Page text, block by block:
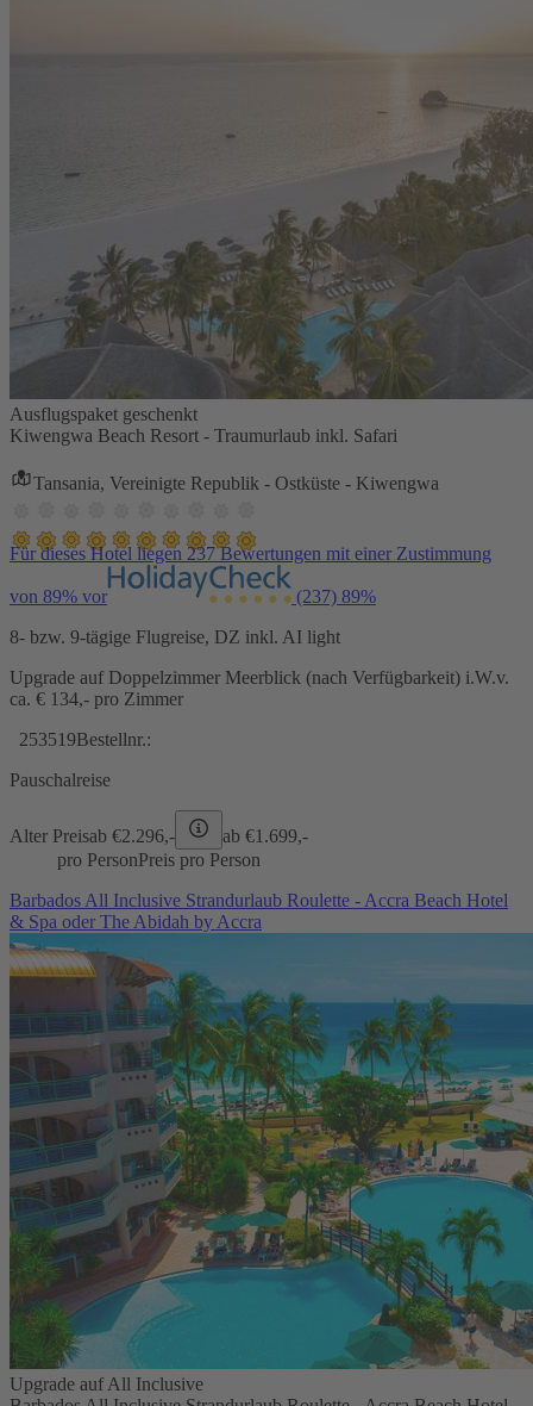
Ausflugspaket geschenkt
Kiwengwa Beach Resort - Traumurlaub inkl. Safari
Tansania, Vereinigte Republik - Ostküste - Kiwengwa
Für dieses Hotel liegen 237 Bewertungen mit einer Zustimmung
von 89% vor (237) 89%
8- bzw. 9-tägige Flugreise, DZ inkl. AI light
Upgrade auf Doppelzimmer Meerblick (nach Verfügbarkeit) i.W.v.
ca. € 134,- pro Zimmer
253519Bestellnr.:
Pauschalreise
Alter Preisab €2.296,- ab €1.699,-
pro PersonPreis pro Person
Barbados All Inclusive Strandurlaub Roulette - Accra Beach Hotel
& Spa oder The Abidah by Accra
Upgrade auf All Inclusive